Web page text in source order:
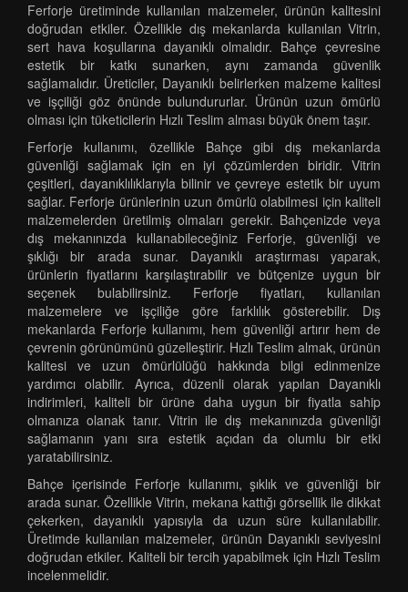
Ferforje üretiminde kullanılan malzemeler, ürünün kalitesini
doğrudan etkiler. Özellikle dış mekanlarda kullanılan Vitrin,
sert hava koşullarına dayanıklı olmalıdır. Bahçe çevresine
estetik bir katkı sunarken, aynı zamanda güvenlik
sağlamalıdır. Üreticiler, Dayanıklı belirlerken malzeme kalitesi
ve işçiliği göz önünde bulundururlar. Ürünün uzun ömürlü
olması için tüketicilerin Hızlı Teslim alması büyük önem taşır.
Ferforje kullanımı, özellikle Bahçe gibi dış mekanlarda
güvenliği sağlamak için en iyi çözümlerden biridir. Vitrin
çeşitleri, dayanıklılıklarıyla bilinir ve çevreye estetik bir uyum
sağlar. Ferforje ürünlerinin uzun ömürlü olabilmesi için kaliteli
malzemelerden üretilmiş olmaları gerekir. Bahçenizde veya
dış mekanınızda kullanabileceğiniz Ferforje, güvenliği ve
şıklığı bir arada sunar. Dayanıklı araştırması yaparak,
ürünlerin fiyatlarını karşılaştırabilir ve bütçenize uygun bir
seçenek bulabilirsiniz. Ferforje fiyatları, kullanılan
malzemelere ve işçiliğe göre farklılık gösterebilir. Dış
mekanlarda Ferforje kullanımı, hem güvenliği artırır hem de
çevrenin görünümünü güzelleştirir. Hızlı Teslim almak, ürünün
kalitesi ve uzun ömürlülüğü hakkında bilgi edinmenize
yardımcı olabilir. Ayrıca, düzenli olarak yapılan Dayanıklı
indirimleri, kaliteli bir ürüne daha uygun bir fiyatla sahip
olmanıza olanak tanır. Vitrin ile dış mekanınızda güvenliği
sağlamanın yanı sıra estetik açıdan da olumlu bir etki
yaratabilirsiniz.
Bahçe içerisinde Ferforje kullanımı, şıklık ve güvenliği bir
arada sunar. Özellikle Vitrin, mekana kattığı görsellik ile dikkat
çekerken, dayanıklı yapısıyla da uzun süre kullanılabilir.
Üretimde kullanılan malzemeler, ürünün Dayanıklı seviyesini
doğrudan etkiler. Kaliteli bir tercih yapabilmek için Hızlı Teslim
incelenmelidir.